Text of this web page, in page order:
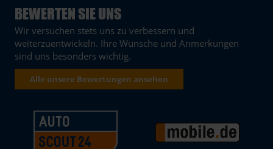
BEWERTEN SIE UNS
Wir versuchen stets uns zu verbessern und
weiterzuentwickeln. Ihre Wünsche und Anmerkungen
sind uns besonders wichtig.
Alle unsere Bewertungen ansehen